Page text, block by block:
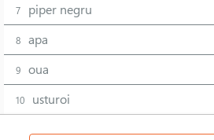
7 piper negru
8 apa
9 oua
10 usturoi